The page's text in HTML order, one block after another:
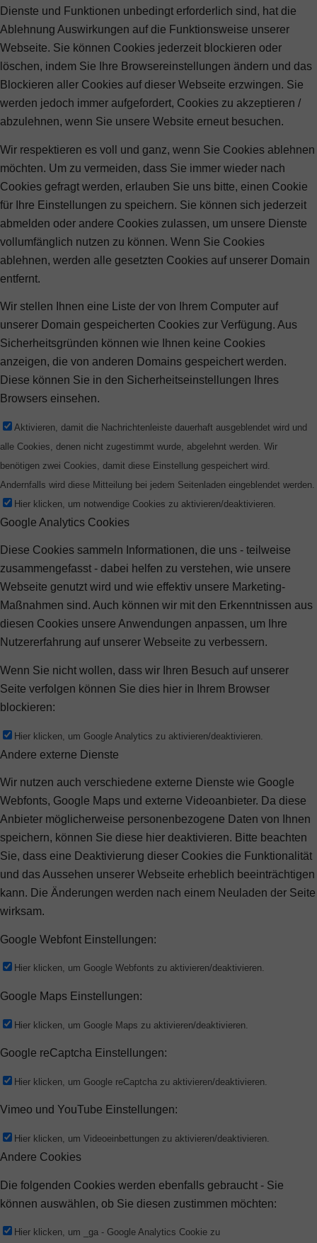
Dienste und Funktionen unbedingt erforderlich sind, hat die
Ablehnung Auswirkungen auf die Funktionsweise unserer
Webseite. Sie können Cookies jederzeit blockieren oder
löschen, indem Sie Ihre Browsereinstellungen ändern und das
Blockieren aller Cookies auf dieser Webseite erzwingen. Sie
werden jedoch immer aufgefordert, Cookies zu akzeptieren /
abzulehnen, wenn Sie unsere Website erneut besuchen.
Wir respektieren es voll und ganz, wenn Sie Cookies ablehnen
möchten. Um zu vermeiden, dass Sie immer wieder nach
Cookies gefragt werden, erlauben Sie uns bitte, einen Cookie
für Ihre Einstellungen zu speichern. Sie können sich jederzeit
abmelden oder andere Cookies zulassen, um unsere Dienste
vollumfänglich nutzen zu können. Wenn Sie Cookies
ablehnen, werden alle gesetzten Cookies auf unserer Domain
entfernt.
Wir stellen Ihnen eine Liste der von Ihrem Computer auf
unserer Domain gespeicherten Cookies zur Verfügung. Aus
Sicherheitsgründen können wie Ihnen keine Cookies
anzeigen, die von anderen Domains gespeichert werden.
Diese können Sie in den Sicherheitseinstellungen Ihres
Browsers einsehen.
Aktivieren, damit die Nachrichtenleiste dauerhaft ausgeblendet wird und
alle Cookies, denen nicht zugestimmt wurde, abgelehnt werden. Wir
benötigen zwei Cookies, damit diese Einstellung gespeichert wird.
Andernfalls wird diese Mitteilung bei jedem Seitenladen eingeblendet werden.
Hier klicken, um notwendige Cookies zu aktivieren/deaktivieren.
Google Analytics Cookies
Diese Cookies sammeln Informationen, die uns - teilweise
zusammengefasst - dabei helfen zu verstehen, wie unsere
Webseite genutzt wird und wie effektiv unsere Marketing-
Maßnahmen sind. Auch können wir mit den Erkenntnissen aus
diesen Cookies unsere Anwendungen anpassen, um Ihre
Nutzererfahrung auf unserer Webseite zu verbessern.
Wenn Sie nicht wollen, dass wir Ihren Besuch auf unserer
Seite verfolgen können Sie dies hier in Ihrem Browser
blockieren:
Hier klicken, um Google Analytics zu aktivieren/deaktivieren.
Andere externe Dienste
Wir nutzen auch verschiedene externe Dienste wie Google
Webfonts, Google Maps und externe Videoanbieter. Da diese
Anbieter möglicherweise personenbezogene Daten von Ihnen
speichern, können Sie diese hier deaktivieren. Bitte beachten
Sie, dass eine Deaktivierung dieser Cookies die Funktionalität
und das Aussehen unserer Webseite erheblich beeinträchtigen
kann. Die Änderungen werden nach einem Neuladen der Seite
wirksam.
Google Webfont Einstellungen:
Hier klicken, um Google Webfonts zu aktivieren/deaktivieren.
Google Maps Einstellungen:
Hier klicken, um Google Maps zu aktivieren/deaktivieren.
Google reCaptcha Einstellungen:
Hier klicken, um Google reCaptcha zu aktivieren/deaktivieren.
Vimeo und YouTube Einstellungen:
Hier klicken, um Videoeinbettungen zu aktivieren/deaktivieren.
Andere Cookies
Die folgenden Cookies werden ebenfalls gebraucht - Sie
können auswählen, ob Sie diesen zustimmen möchten:
Hier klicken, um _ga - Google Analytics Cookie zu